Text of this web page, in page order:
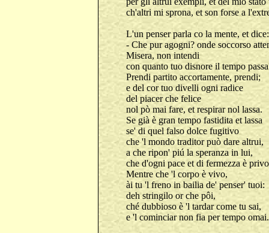
ch'altri mi sprona, et son forse a
L'un penser parla co la mente, et dice:
- Che pur agogni? onde soccorso
Misera, non intendi
con quanto tuo disnore il tempo
Prendi partito accortamente, prendi;
e del cor tuo divelli ogni radice
del piacer che felice
nol pò mai fare, et respirar nol lassa.
Se già è gran tempo fastidita et lassa
se' di quel falso dolce fugitivo
che 'l mondo traditor può dare altrui,
a che ripon' piú la speranza in lui,
che d'ogni pace et di fermezza è
Mentre che 'l corpo è vivo,
ài tu 'l freno in bailia de' penser' tuoi:
deh stringilo or che pôi,
ché dubbioso è 'l tardar come tu sai,
e 'l cominciar non fia per tempo omai.